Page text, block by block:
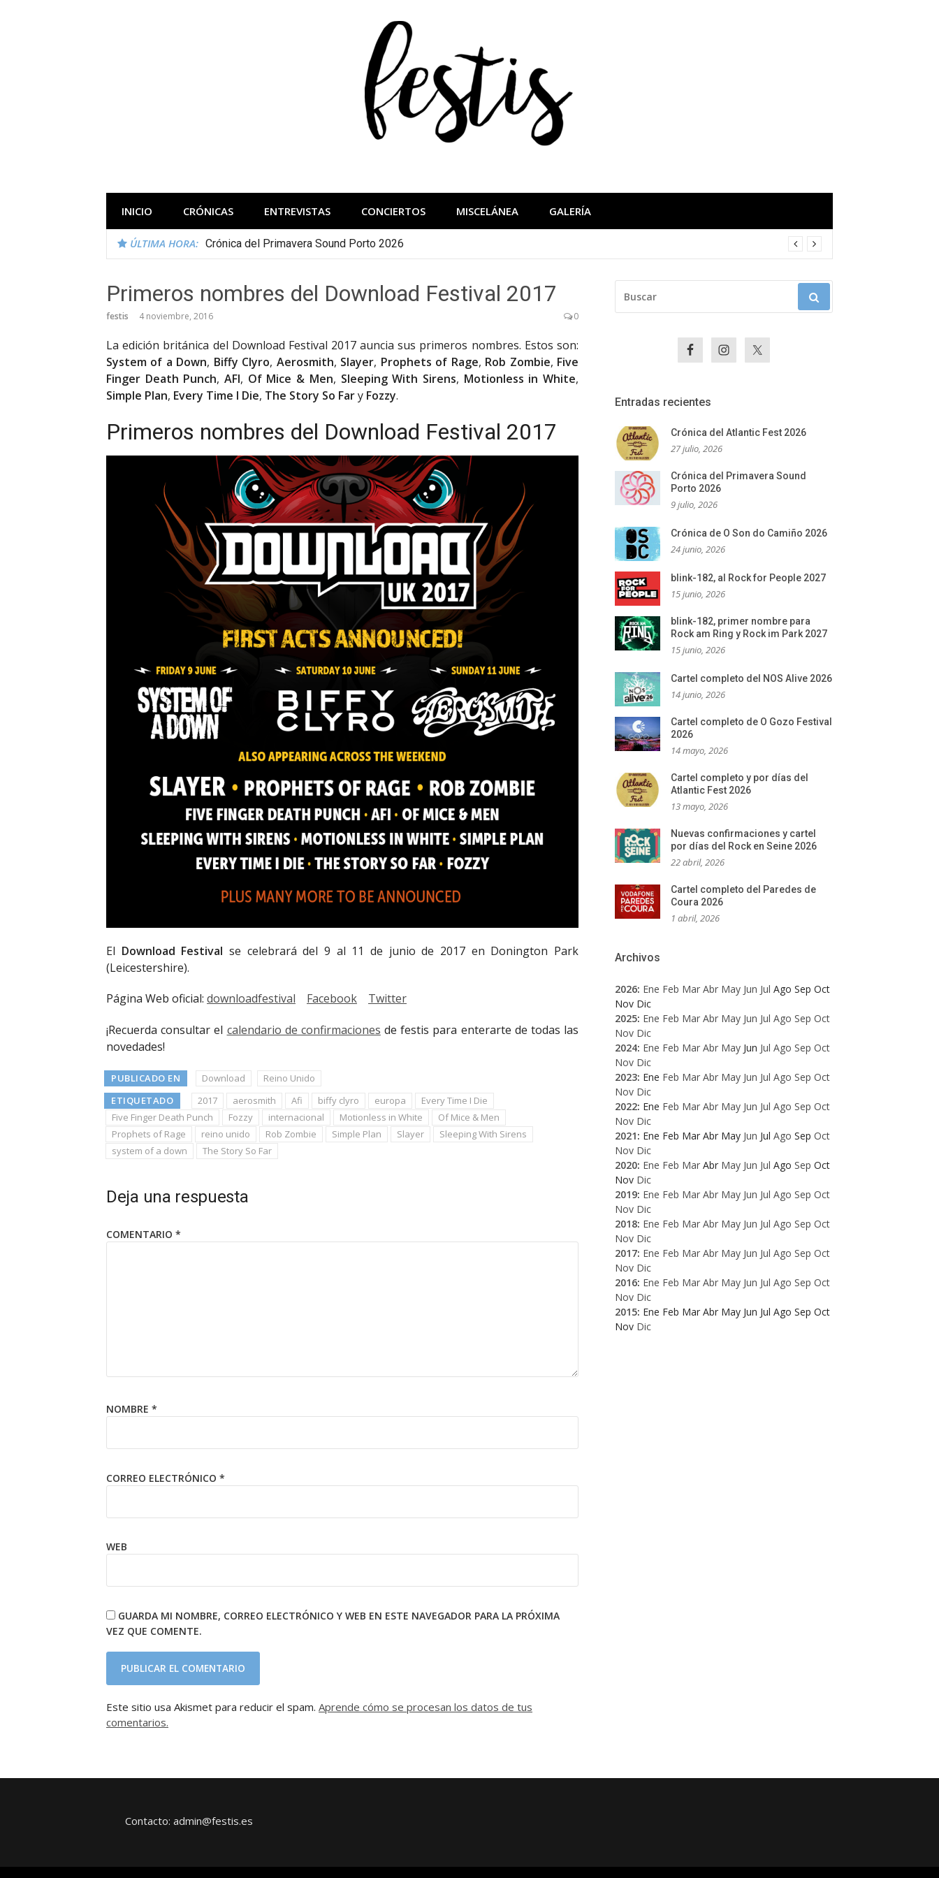
INICIO CRÓNICAS ENTREVISTAS CONCIERTOS MISCELÁNEA GALERÍA
ÚLTIMA HORA: Crónica del Primavera Sound Porto 2026
Primeros nombres del Download Festival 2017
festis 4 noviembre, 2016 0
La edición británica del Download Festival 2017 auncia sus primeros nombres. Estos son:
System of a Down, Biffy Clyro, Aerosmith, Slayer, Prophets of Rage, Rob Zombie, Five
Finger Death Punch,AFI, Of Mice & Men, Sleeping With Sirens, Motionless in White,
Simple Plan, Every Time I Die, The Story So Fary Fozzy.
Primeros nombres del Download Festival 2017
El Download Festival se celebrará del 9 al 11 de junio de 2017 en Donington Park
(Leicestershire).
Página Web oficial: downloadfestival Facebook Twitter
¡Recuerda consultar el calendario de confirmaciones de festis para enterarte de todas las
novedades!
PUBLICADO EN Download
Reino Unido
ETIQUETADO
2017 aerosmith Afi biffy clyro europa
Every Time I Die
Five Finger Death Punch
Fozzy internacional Motionless in White
Of Mice & Men
Prophets of Rage
reino unido Rob Zombie Simple Plan Slayer
Sleeping With Sirens
system of a down
The Story So Far
Deja una respuesta
COMENTARIO *
NOMBRE *
CORREO ELECTRÓNICO *
WEB
GUARDA MI NOMBRE, CORREO ELECTRÓNICO Y WEB EN ESTE NAVEGADOR PARA LA PRÓXIMA
VEZ QUE COMENTE.
Este sitio usa Akismet para reducir el spam. Aprende cómo se procesan los datos de tus
comentarios.
Entradas recientes
Crónica del Atlantic Fest 2026
27 julio, 2026
Crónica del Primavera Sound
Porto 2026
9 julio, 2026
Crónica de O Son do Camiño 2026
24 junio, 2026
blink-182, al Rock for People 2027
15 junio, 2026
blink-182, primer nombre para
Rock am Ring y Rock im Park 2027
15 junio, 2026
Cartel completo del NOS Alive 2026
14 junio, 2026
Cartel completo de O Gozo Festival
2026
14 mayo, 2026
Cartel completo y por días del
Atlantic Fest 2026
13 mayo, 2026
Nuevas confirmaciones y cartel
por días del Rock en Seine 2026
22 abril, 2026
Cartel completo del Paredes de
Coura 2026
1 abril, 2026
Archivos
2026: Ene Feb Mar Abr May Jun Jul Ago Sep Oct
Nov Dic
2025: Ene Feb Mar Abr May Jun Jul Ago Sep Oct
Nov Dic
2024: Ene Feb Mar Abr May Jun Jul Ago Sep Oct
Nov Dic
2023: Ene Feb Mar Abr May Jun Jul Ago Sep Oct
Nov Dic
2022: Ene Feb Mar Abr May Jun Jul Ago Sep Oct
Nov Dic
2021: Ene Feb Mar Abr May Jun Jul Ago Sep Oct
Nov Dic
2020: Ene Feb Mar Abr May Jun Jul Ago Sep Oct
Nov Dic
2019: Ene Feb Mar Abr May Jun Jul Ago Sep Oct
Nov Dic
2018: Ene Feb Mar Abr May Jun Jul Ago Sep Oct
Nov Dic
2017: Ene Feb Mar Abr May Jun Jul Ago Sep Oct
Nov Dic
2016: Ene Feb Mar Abr May Jun Jul Ago Sep Oct
Nov Dic
2015: Ene Feb Mar Abr May Jun Jul Ago Sep Oct
Nov Dic
Contacto: admin@festis.es